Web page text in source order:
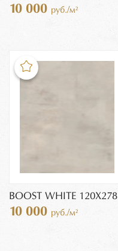
10 000 руб./м²
BOOST WHITE 120X278
10 000 руб./м²